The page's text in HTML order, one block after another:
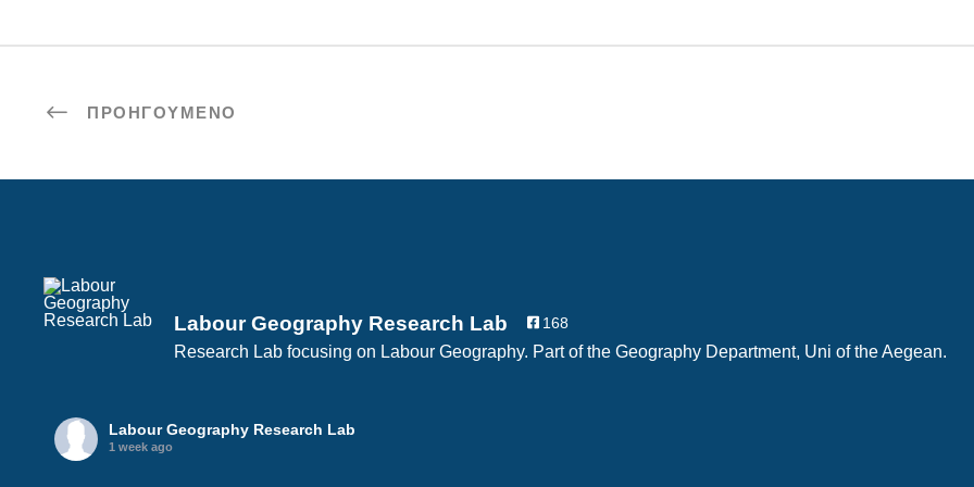
ΠΡΟΗΓΟΎΜΕΝΟ
Labour Geography Research Lab 168
Research Lab focusing on Labour Geography. Part of the Geography Department, Uni of the Aegean.
Labour Geography Research Lab
1 week ago